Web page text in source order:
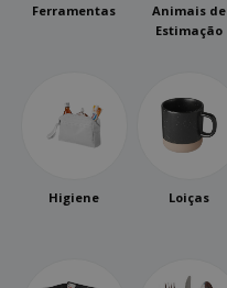
Ferramentas
Animais de
Estimação
Higiene Loiças